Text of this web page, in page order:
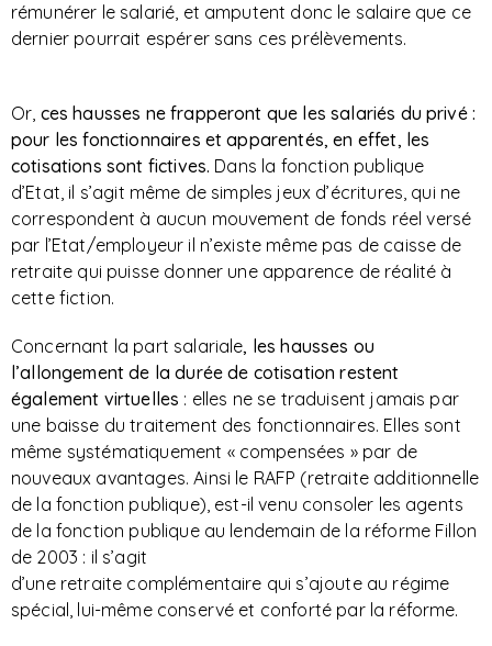
rémunérer le salarié, et amputent donc le salaire que ce
dernier pourrait espérer sans ces prélèvements.
Or, ces hausses ne frapperont que les salariés du privé :
pour les fonctionnaires et apparentés, en effet, les
cotisations sont fictives. Dans la fonction publique
d’Etat, il s’agit même de simples jeux d’écritures, qui ne
correspondent à aucun mouvement de fonds réel versé
par l’Etat/employeur il n’existe même pas de caisse de
retraite qui puisse donner une apparence de réalité à
cette fiction.
Concernant la part salariale, les hausses ou
l’allongement de la durée de cotisation restent
également virtuelles : elles ne se traduisent jamais par
une baisse du traitement des fonctionnaires. Elles sont
même systématiquement « compensées » par de
nouveaux avantages. Ainsi le RAFP (retraite additionnelle
de la fonction publique), est-il venu consoler les agents
de la fonction publique au lendemain de la réforme Fillon
de 2003 : il s’agit
d’une retraite complémentaire qui s’ajoute au régime
spécial, lui-même conservé et conforté par la réforme.